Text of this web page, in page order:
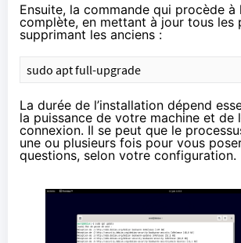
Ensuite, la commande qui procède
complète, en mettant à jour tous les
supprimant les anciens :
sudo apt full-upgrade
La durée de l’installation dépend
la puissance de votre machine et de
connexion. Il se peut que le
une ou plusieurs fois pour vous
questions, selon votre configuration.